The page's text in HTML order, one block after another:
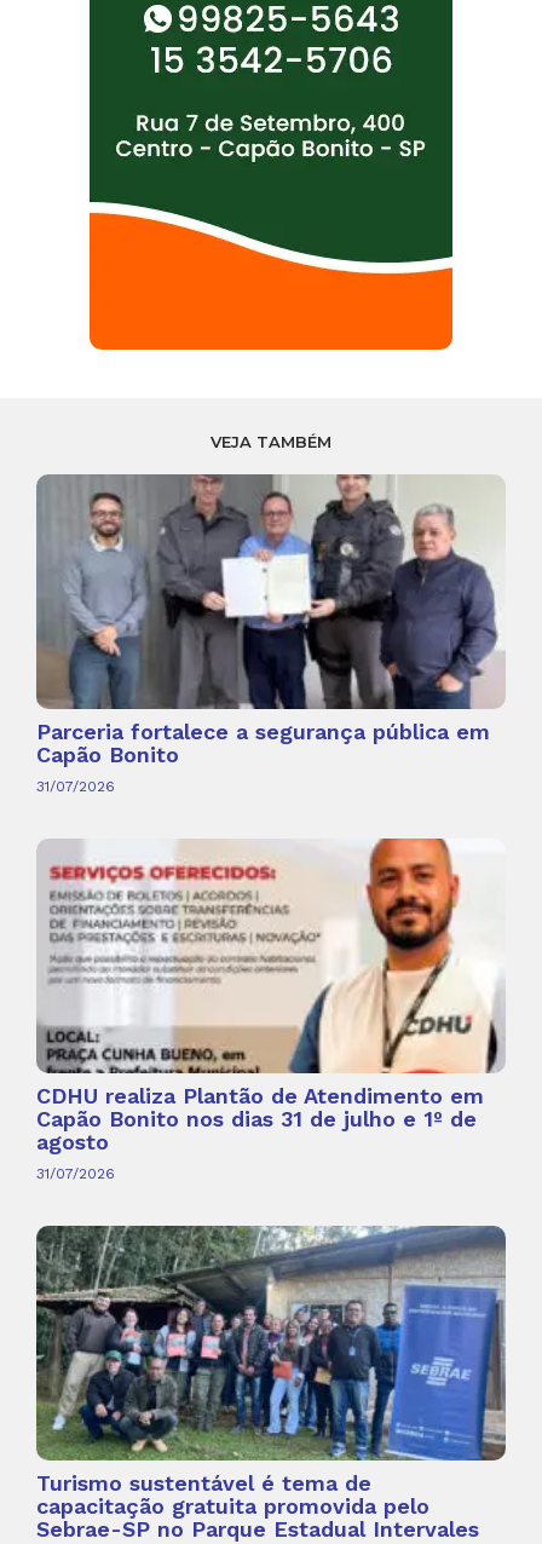
VEJA TAMBÉM
Parceria fortalece a segurança pública em
Capão Bonito
31/07/2026
CDHU realiza Plantão de Atendimento em
Capão Bonito nos dias 31 de julho e 1º de
agosto
31/07/2026
Turismo sustentável é tema de
capacitação gratuita promovida pelo
Sebrae-SP no Parque Estadual Intervales